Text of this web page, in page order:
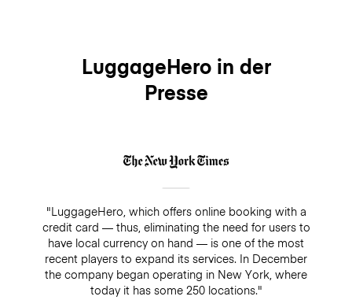
LuggageHero in der
Presse
"LuggageHero, which offers online booking with a
credit card — thus, eliminating the need for users to
have local currency on hand — is one of the most
recent players to expand its services. In December
the company began operating in New York, where
today it has some 250 locations."